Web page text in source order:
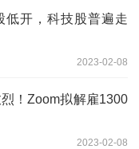
低开，科技股普遍走
2023-02-08
！Zoom拟解雇1300
2023-02-08